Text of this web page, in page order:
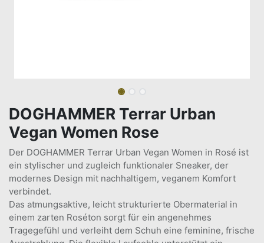
DOGHAMMER Terrar Urban
Vegan Women Rose
Der DOGHAMMER Terrar Urban Vegan Women in Rosé ist
ein stylischer und zugleich funktionaler Sneaker, der
modernes Design mit nachhaltigem, veganem Komfort
verbindet.
Das atmungsaktive, leicht strukturierte Obermaterial in
einem zarten Roséton sorgt für ein angenehmes
Tragegefühl und verleiht dem Schuh eine feminine, frische